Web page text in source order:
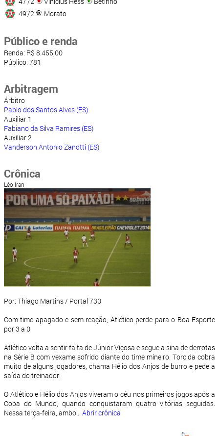
49'/2
Morato
Público e renda
Renda: R$ 8.455,00
Público: 781
Arbitragem
Árbitro
Pablo dos Santos Alves (ES)
Auxiliar 1
Fabiano da Silva Ramires (ES)
Auxiliar 2
Vanderson Antonio Zanotti (ES)
Crônica
Léo Iran
Por: Thiago Martins / Portal 730
Com time apagado e sem reação, Atlético perde para o Boa Esporte
por 3 a 0
Atlético volta a sentir falta de Júnior Viçosa e segue a sina de derrotas
na Série B com vexame sofrido diante do time mineiro. Torcida cobra
muito de alguns jogadores, chama Hélio dos Anjos de burro e pede a
saída do treinador.
O Atlético e Hélio dos Anjos viveram o céu nos primeiros jogos após a
Copa do Mundo, quando conquistaram quatro vitórias seguidas.
Nessa terça-feira, ambo... Abrir crônica